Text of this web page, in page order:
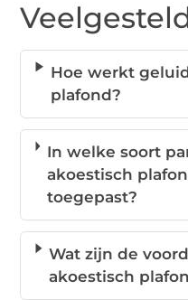
Hoe werkt
plafond?
In welke soort
akoestisch
toegepast?
Wat zijn de
akoestisch